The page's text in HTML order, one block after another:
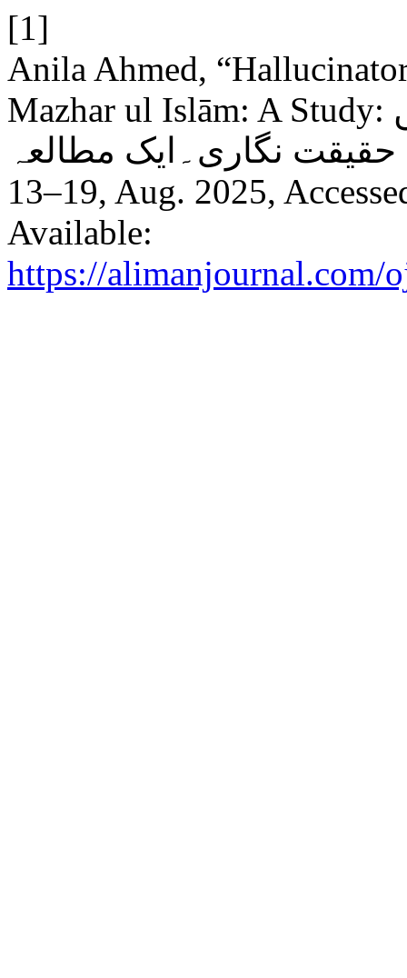
[1]
Anila Ahmed,
Mazhar ul Islām: A Study: مظہرالاسلام کے افسانوں میں
13–19, Aug. 2025,
Available:
https://alimanjournal.com/